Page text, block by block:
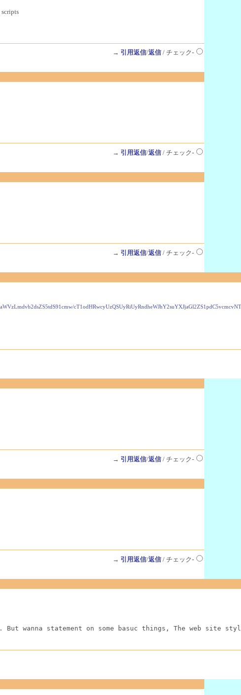
→ 引用返信/返信/ チェック-
→ 引用返信/返信/ チェック-
→ 引用返信/返信/ チェック-
→ 引用返信/返信/ チェック-
→ 引用返信/返信/ チェック-
wanna statement on some basuc things, The web